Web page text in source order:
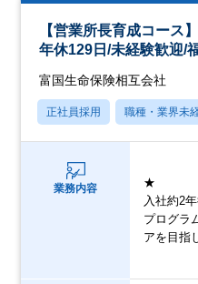
【営業所長育成コース
年休129日/未経験歓迎/
富国生命保険相互会社
正社員採用 職種・業界未
業務内容
★
入社約2
プログラ
アを目指